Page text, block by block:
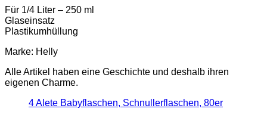
Für 1/4 Liter – 250 ml
Glaseinsatz
Plastikumhüllung
Marke: Helly
Alle Artikel haben eine Geschichte und deshalb ihren
eigenen Charme.
4 Alete Babyflaschen, Schnullerflaschen, 80er